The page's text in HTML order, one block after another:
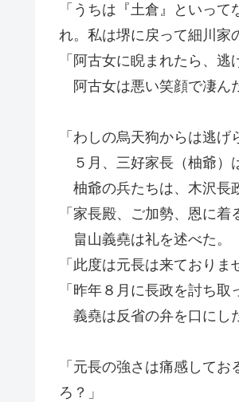
「うちは『土倉』といっ
れ。私は堺に戻って細川家
「阿古女に睨まれたら、逃
阿古女は悪い笑顔で凄ん
「わしの烏天狗からは逃げ
５月、三好家長（柚爺）
柚爺の兵たちは、木沢長
「家長殿、ご加勢、恩に着
畠山義堯は礼を述べた。
「此度は元長は来ており
「昨年８月に長政を討ち
義堯は反省の弁を口にし
「元長の強さは痛感して
ろ？」